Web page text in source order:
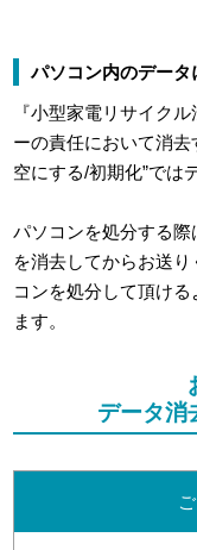
パソコン内のデータ
『小型家電リサイク
ーの責任において消
空にする/初期化”では
パソコンを処分する
を消去してからお送
コンを処分して頂け
ます。
データ消